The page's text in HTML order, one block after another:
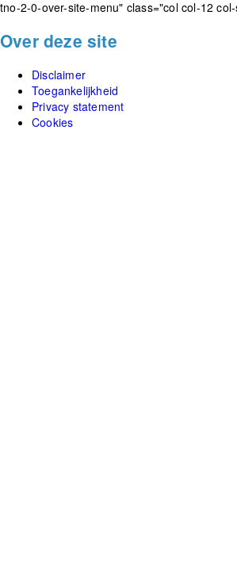
tno-2-0-over-site-menu" class="col col-12
Over deze site
Disclaimer
Toegankelijkheid
Privacy statement
Cookies